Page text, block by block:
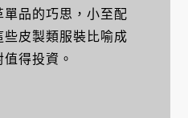
品的巧思，小至配
皮製類服裝比喻成
值得投資。